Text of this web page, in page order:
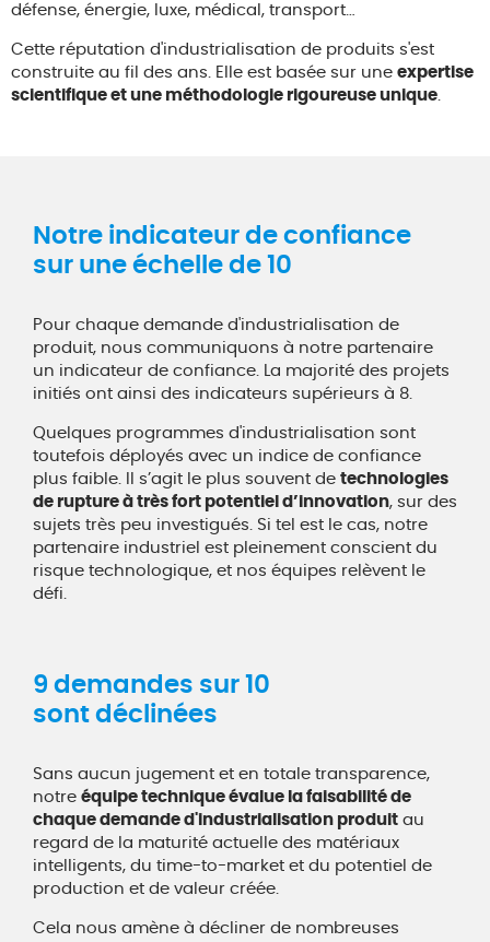
défense, énergie, luxe, médical, transport…
Cette réputation d'industrialisation de produits s'est
construite au fil des ans. Elle est basée sur une expertise
scientifique et une méthodologie rigoureuse unique.
Notre indicateur de confiance
sur une échelle de 10
Pour chaque demande d'industrialisation de
produit, nous communiquons à notre partenaire
un indicateur de confiance. La majorité des projets
initiés ont ainsi des indicateurs supérieurs à 8.
Quelques programmes d'industrialisation sont
toutefois déployés avec un indice de confiance
plus faible. Il s’agit le plus souvent de technologies
de rupture à très fort potentiel d’innovation, sur des
sujets très peu investigués. Si tel est le cas, notre
partenaire industriel est pleinement conscient du
risque technologique, et nos équipes relèvent le
défi.
9 demandes sur 10
sont déclinées
Sans aucun jugement et en totale transparence,
notre équipe technique évalue la faisabilité de
chaque demande d'industrialisation produit au
regard de la maturité actuelle des matériaux
intelligents, du time-to-market et du potentiel de
production et de valeur créée.
Cela nous amène à décliner de nombreuses